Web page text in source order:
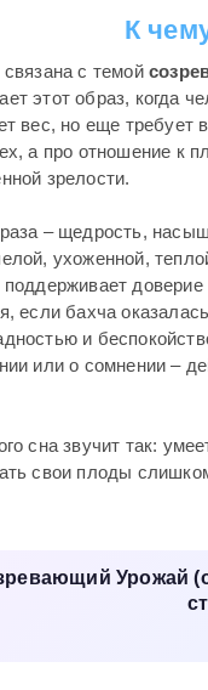
К
с темой
этот образ, когда
вес, но еще требует
а про отношение к
зрелости.
– щедрость,
ухоженной,
если бахча
и
или о сомнении –
сна звучит так:
свои плоды
Урожай